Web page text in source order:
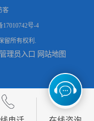
南通果皮箱制品厂 南通不锈钢果皮箱供应 南通户外果皮箱定制厂家
客
17010742号-4
留所有权利.
管理员入口 网站地图